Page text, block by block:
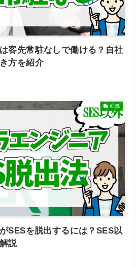
客先常駐なしで働ける？自社
方を紹介
転職
SESを脱出するには？SES以
説